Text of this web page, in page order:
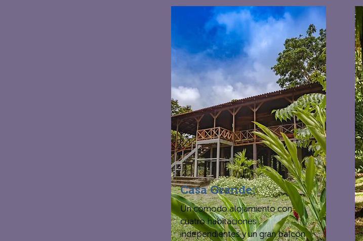
Casa Grande:
Un cómodo alojamiento con
cuatro habitaciones
independientes y un gran balcón